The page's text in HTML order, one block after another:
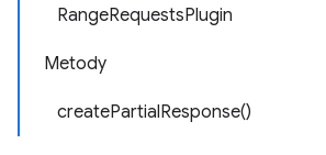
RangeRequestsPlugin
Metody
createPartialResponse()